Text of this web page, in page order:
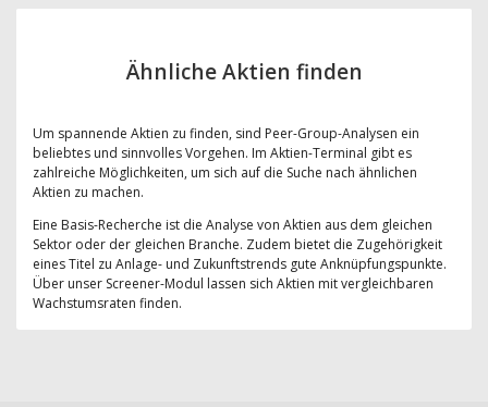
Ähnliche Aktien finden
Um spannende Aktien zu finden, sind Peer-Group-Analysen ein
beliebtes und sinnvolles Vorgehen. Im Aktien-Terminal gibt es
zahlreiche Möglichkeiten, um sich auf die Suche nach ähnlichen
Aktien zu machen.
Eine Basis-Recherche ist die Analyse von Aktien aus dem gleichen
Sektor oder der gleichen Branche. Zudem bietet die Zugehörigkeit
eines Titel zu Anlage- und Zukunftstrends gute Anknüpfungspunkte.
Über unser Screener-Modul lassen sich Aktien mit vergleichbaren
Wachstumsraten finden.